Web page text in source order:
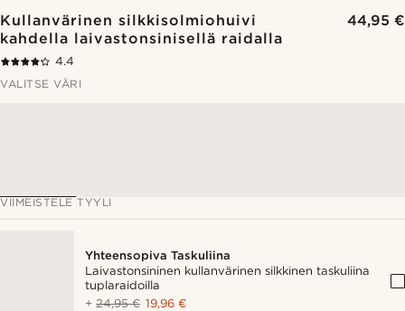
Kullanvärinen silkkisolmiohuivi
kahdella laivastonsinisellä raidalla
44,95 €
4.4
VALITSE VÄRI
VIIMEISTELE TYYLI
Yhteensopiva Taskuliina
Laivastonsininen kullanvärinen silkkinen taskuliina
tuplaraidoilla
+24,95 € 19,96 €